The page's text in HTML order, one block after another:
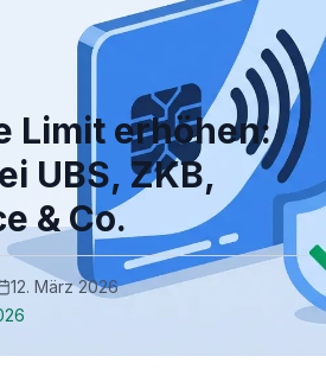
Limit erhöhen:
UBS, ZKB,
& Co.
12. März 2026